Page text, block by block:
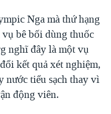
Nga mà thứ hạng
bê bối dùng thuốc
nghĩ đây là một vụ
kết quả xét nghiệm,
nước tiểu sạch thay vì
động viên.